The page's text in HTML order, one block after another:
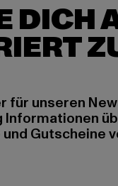
DICH
für unseren
Gutscheine